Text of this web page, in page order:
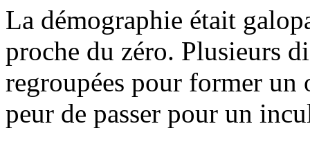
La démographie était
proche du zéro. Plusieurs
regroupées pour former un
peur de passer pour un